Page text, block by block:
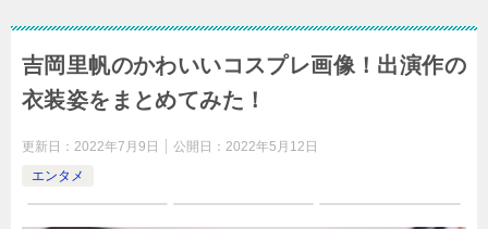
吉岡里帆のかわいいコスプレ画像！出演作の
衣装姿をまとめてみた！
更新日： 2022年7月9日 公開日： 2022年5月12日
エンタメ